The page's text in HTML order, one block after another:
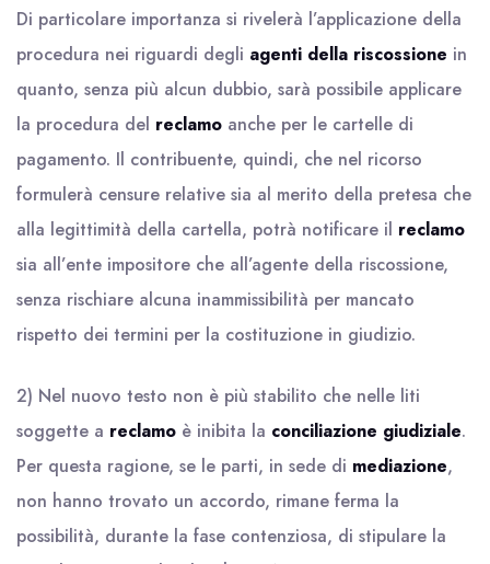
Di particolare importanza si rivelerà l’applicazione della
procedura nei riguardi degli agenti della riscossione in
quanto, senza più alcun dubbio, sarà possibile applicare
la procedura del reclamo anche per le cartelle di
pagamento. Il contribuente, quindi, che nel ricorso
formulerà censure relative sia al merito della pretesa che
alla legittimità della cartella, potrà notificare il reclamo
sia all’ente impositore che all’agente della riscossione,
senza rischiare alcuna inammissibilità per mancato
rispetto dei termini per la costituzione in giudizio.
2) Nel nuovo testo non è più stabilito che nelle liti
soggette a reclamo è inibita la conciliazione giudiziale.
Per questa ragione, se le parti, in sede di mediazione,
non hanno trovato un accordo, rimane ferma la
possibilità, durante la fase contenziosa, di stipulare la